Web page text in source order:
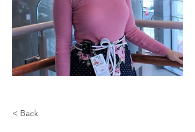
< Back